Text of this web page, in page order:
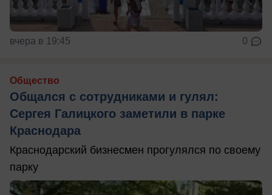
вчера в 19:45 0
Общество
Общался с сотрудниками и гулял:
Сергея Галицкого заметили в парке
Краснодара
Краснодарский бизнесмен прогулялся по своему
парку